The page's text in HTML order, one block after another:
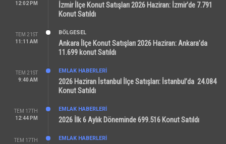
12:02 PM
İzmir İlçe Konut Satışları 2026 Haziran: İzmir’de 7.791
Konut Satıldı
TEM 21ST
11:11 AM
BÖLGESEL
Ankara İlçe Konut Satışları 2026 Haziran: Ankara’da
11.699 konut Satıldı
TEM 21ST
9:40 AM
EMLAK HABERLERI
2026 Haziran İstanbul İlçe Satışları: İstanbul’da 24.084
Konut Satıldı
TEM 17TH
12:44 PM
EMLAK HABERLERI
2026 İlk 6 Aylık Döneminde 699.516 Konut Satıldı
TEM 17TH
EMLAK HABERLERI